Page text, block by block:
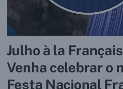
Julho à la
Venha celebrar o
Festa Nacional